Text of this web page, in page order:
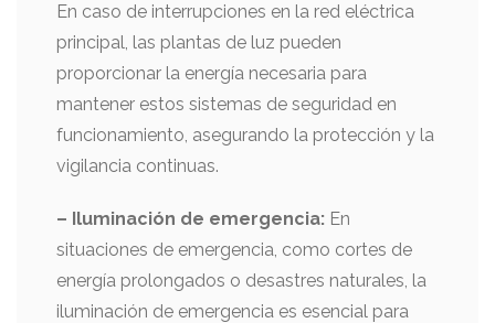
En caso de interrupciones en la red eléctrica
principal, las plantas de luz pueden
proporcionar la energía necesaria para
mantener estos sistemas de seguridad en
funcionamiento, asegurando la protección y la
vigilancia continuas.
– Iluminación de emergencia: En
situaciones de emergencia, como cortes de
energía prolongados o desastres naturales, la
iluminación de emergencia es esencial para